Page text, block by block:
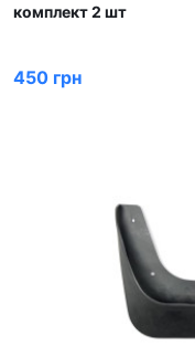
комплект 2 шт
450 грн